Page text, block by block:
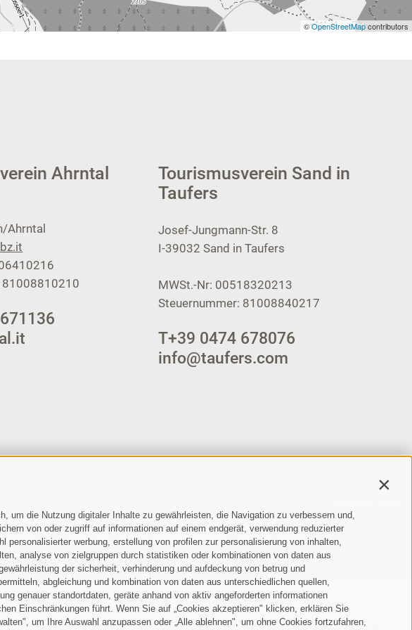
die Nutzung digitaler Inhalte zu gewährleisten, die Navigation zu verbessern und,
von oder zugriff auf informationen auf einem endgerät, verwendung reduzierter
werbung, erstellung von profilen zur personalisierung von inhalten,
analyse von zielgruppen durch statistiken oder kombinationen von daten aus
der sicherheit, verhinderung und aufdeckung von betrug und
abgleichung und kombination von daten aus unterschiedlichen quellen,
genauer standortdaten, geräte anhand von aktiv angeforderten informationen
Einschränkungen führt. Wenn Sie auf „Cookies akzeptieren" klicken, erklären Sie
um Ihre Auswahl anzupassen oder „Alle ablehnen", um ohne Cookies fortzufahren,
©OpenStreetMapcontributors
Ahrntal
Ahrntal
81008810210
Tourismusverein Sand in
Taufers
Josef-Jungmann-Str. 8
I-39032 Sand in Taufers
MWSt.-Nr: 00518320213
Steuernummer: 81008840217
T+39 0474 678076
info@taufers.com
und stimme der Verarbeitung meiner personenbezogenen
• Cookie-Richtlinie • Privacy • Cookie Präferenzen •